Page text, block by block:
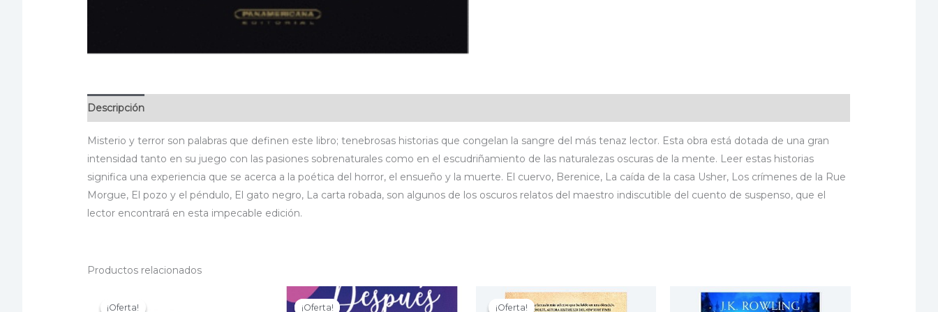
Descripción
Misterio y terror son palabras que definen este libro; tenebrosas historias que congelan la sangre del más tenaz lector. Esta obra está dotada de una gran
intensidad tanto en su juego con las pasiones sobrenaturales como en el escudriñamiento de las naturalezas oscuras de la mente. Leer estas historias
significa una experiencia que se acerca a la poética del horror, el ensueño y la muerte. El cuervo, Berenice, La caída de la casa Usher, Los crímenes de la Rue
Morgue, El pozo y el péndulo, El gato negro, La carta robada, son algunos de los oscuros relatos del maestro indiscutible del cuento de suspenso, que el
lector encontrará en esta impecable edición.
Productos relacionados
¡Oferta!
¡Oferta! ¡Oferta!
¡Oferta! ¡Oferta!
¡Oferta!